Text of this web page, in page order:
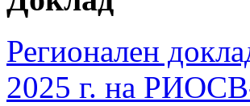
Регионален
2025 г. на